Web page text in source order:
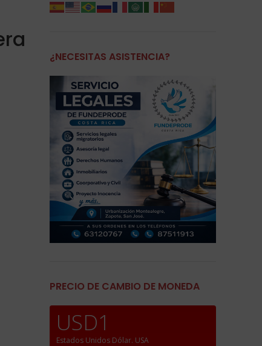
¿NECESITAS ASISTENCIA?
PRECIO DE CAMBIO DE MONEDA
USD1
Estados Unidos Dólar. USA